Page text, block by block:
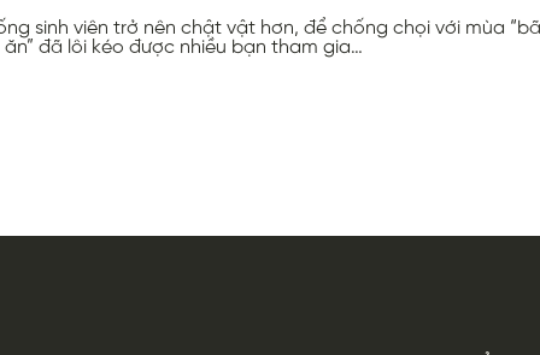
sinh viên trở nên chật vật hơn, để chống chọi với mùa
đã lôi kéo được nhiều bạn tham gia…